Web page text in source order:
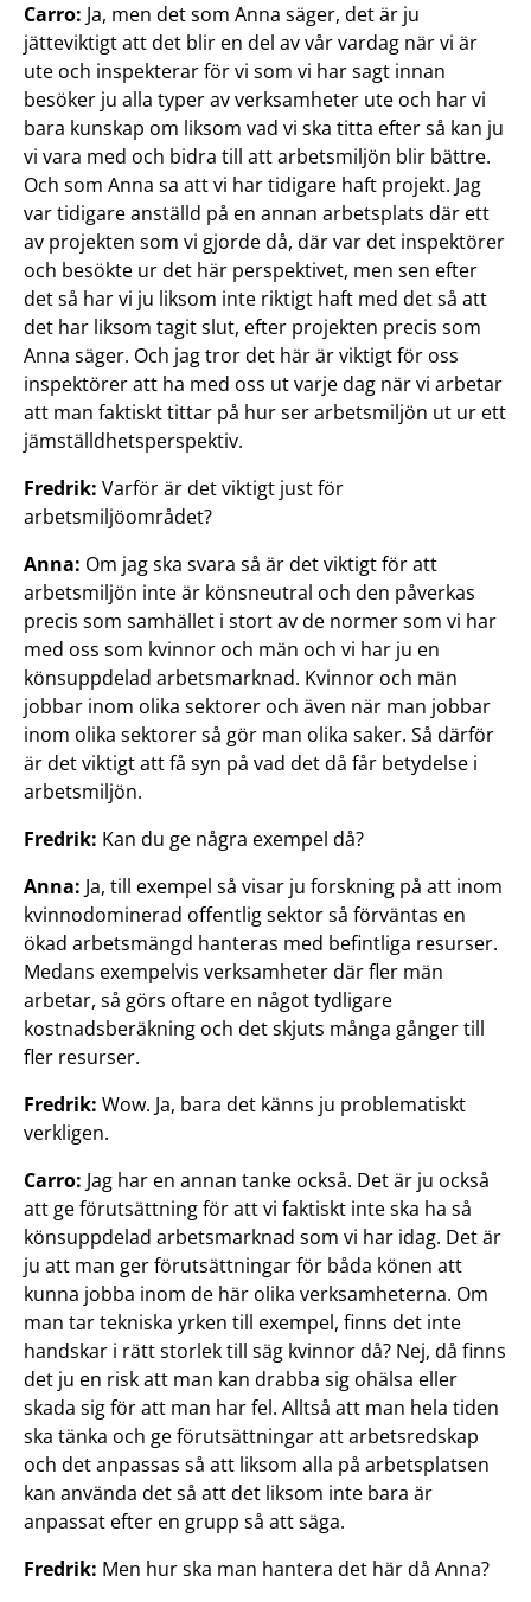
Carro: Ja, men det som Anna säger, det är ju
jätteviktigt att det blir en del av vår vardag när vi är
ute och inspekterar för vi som vi har sagt innan
besöker ju alla typer av verksamheter ute och har vi
bara kunskap om liksom vad vi ska titta efter så kan ju
vi vara med och bidra till att arbetsmiljön blir bättre.
Och som Anna sa att vi har tidigare haft projekt. Jag
var tidigare anställd på en annan arbetsplats där ett
av projekten som vi gjorde då, där var det inspektörer
och besökte ur det här perspektivet, men sen efter
det så har vi ju liksom inte riktigt haft med det så att
det har liksom tagit slut, efter projekten precis som
Anna säger. Och jag tror det här är viktigt för oss
inspektörer att ha med oss ut varje dag när vi arbetar
att man faktiskt tittar på hur ser arbetsmiljön ut ur ett
jämställdhetsperspektiv.
Fredrik: Varför är det viktigt just för
arbetsmiljöområdet?
Anna: Om jag ska svara så är det viktigt för att
arbetsmiljön inte är könsneutral och den påverkas
precis som samhället i stort av de normer som vi har
med oss som kvinnor och män och vi har ju en
könsuppdelad arbetsmarknad. Kvinnor och män
jobbar inom olika sektorer och även när man jobbar
inom olika sektorer så gör man olika saker. Så därför
är det viktigt att få syn på vad det då får betydelse i
arbetsmiljön.
Fredrik: Kan du ge några exempel då?
Anna: Ja, till exempel så visar ju forskning på att inom
kvinnodominerad offentlig sektor så förväntas en
ökad arbetsmängd hanteras med befintliga resurser.
Medans exempelvis verksamheter där fler män
arbetar, så görs oftare en något tydligare
kostnadsberäkning och det skjuts många gånger till
fler resurser.
Fredrik: Wow. Ja, bara det känns ju problematiskt
verkligen.
Carro: Jag har en annan tanke också. Det är ju också
att ge förutsättning för att vi faktiskt inte ska ha så
könsuppdelad arbetsmarknad som vi har idag. Det är
ju att man ger förutsättningar för båda könen att
kunna jobba inom de här olika verksamheterna. Om
man tar tekniska yrken till exempel, finns det inte
handskar i rätt storlek till säg kvinnor då? Nej, då finns
det ju en risk att man kan drabba sig ohälsa eller
skada sig för att man har fel. Alltså att man hela tiden
ska tänka och ge förutsättningar att arbetsredskap
och det anpassas så att liksom alla på arbetsplatsen
kan använda det så att det liksom inte bara är
anpassat efter en grupp så att säga.
Fredrik: Men hur ska man hantera det här då Anna?